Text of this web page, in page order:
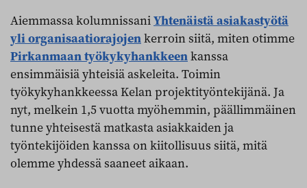
Aiemmassa kolumnissaniYhtenäistä asiakastyötä
yli organisaatiorajojenkerroin siitä, miten otimme
Pirkanmaan työkykyhankkeenkanssa
ensimmäisiä yhteisiä askeleita. Toimin
työkykyhankkeessa Kelan projektityöntekijänä. Ja
nyt, melkein 1,5 vuotta myöhemmin, päällimmäinen
tunne yhteisestä matkasta asiakkaiden ja
työntekijöiden kanssa on kiitollisuus siitä, mitä
olemme yhdessä saaneet aikaan.